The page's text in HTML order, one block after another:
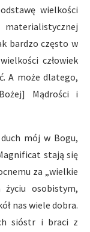
wielkości
bardzo często w
człowiek
A może dlatego,
Mądrości i
mój w Bogu,
stają się
za „wielkie
życiu osobistym,
nas wiele dobra.
sióstr i braci z